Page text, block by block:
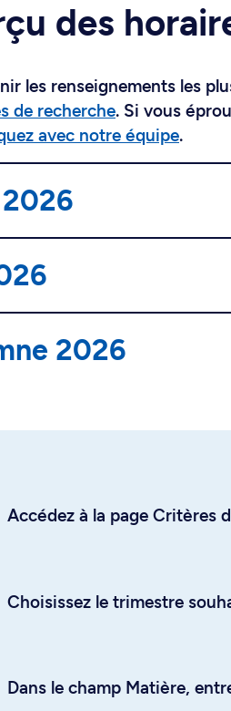
des
les renseignements les
de recherche. Si vous
avec notre équipe.
2026
Accédez à la page Critères
Choisissez le trimestre
Dans le champ Matière,